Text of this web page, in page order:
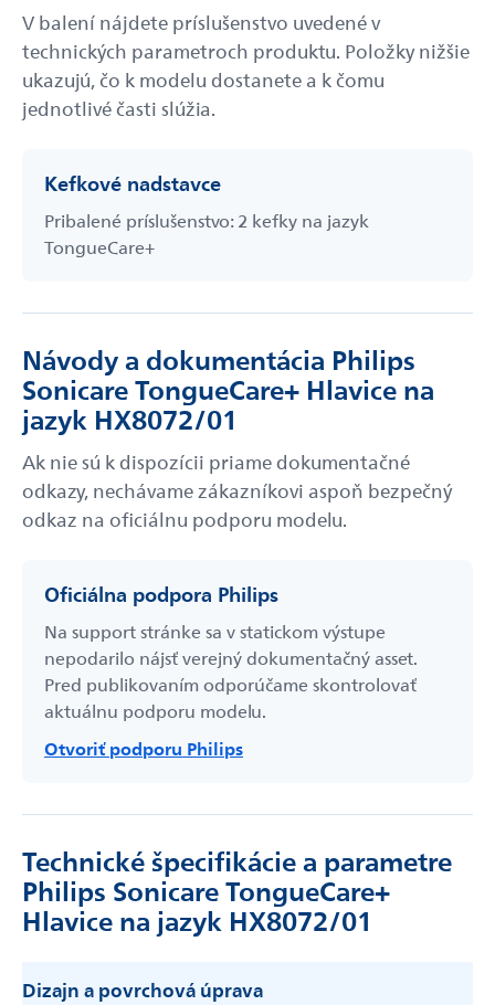
V balení nájdete príslušenstvo uvedené v
technických parametroch produktu. Položky nižšie
ukazujú, čo k modelu dostanete a k čomu
jednotlivé časti slúžia.
Kefkové nadstavce
Pribalené príslušenstvo: 2 kefky na jazyk
TongueCare+
Návody a dokumentácia Philips
Sonicare TongueCare+ Hlavice na
jazyk HX8072/01
Ak nie sú k dispozícii priame dokumentačné
odkazy, nechávame zákazníkovi aspoň bezpečný
odkaz na oficiálnu podporu modelu.
Oficiálna podpora Philips
Na support stránke sa v statickom výstupe
nepodarilo nájsť verejný dokumentačný asset.
Pred publikovaním odporúčame skontrolovať
aktuálnu podporu modelu.
Otvoriť podporu Philips
Technické špecifikácie a parametre
Philips Sonicare TongueCare+
Hlavice na jazyk HX8072/01
Dizajn a povrchová úprava